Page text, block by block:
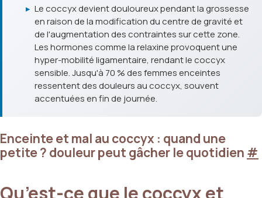
▸ Le coccyx devient douloureux pendant la grossesse
en raison de la modification du centre de gravité et
de l'augmentation des contraintes sur cette zone.
Les hormones comme la relaxine provoquent une
hyper-mobilité ligamentaire, rendant le coccyx
sensible. Jusqu'à 70 % des femmes enceintes
ressentent des douleurs au coccyx, souvent
accentuées en fin de journée.
Enceinte et mal au coccyx : quand une
petite ? douleur peut gâcher le quotidien #
Qu’est-ce que le coccyx et